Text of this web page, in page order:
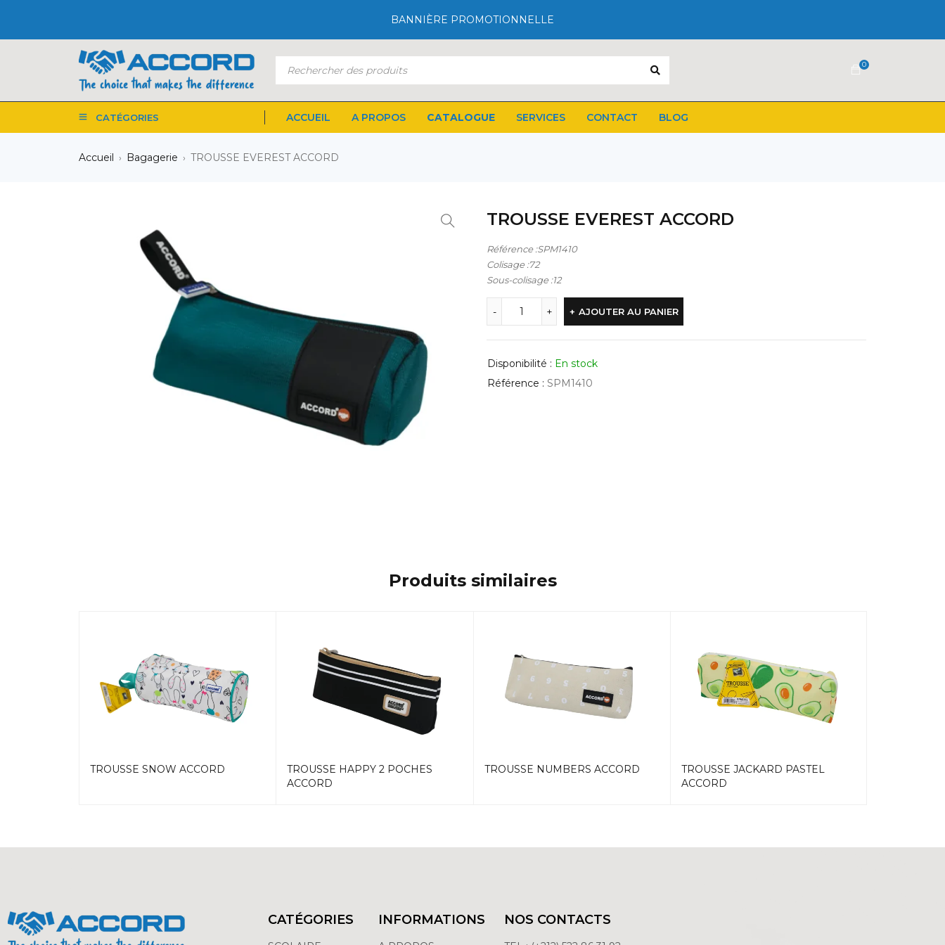
BANNIÈRE PROMOTIONNELLE
0
CATÉGORIES ACCUEIL A PROPOS CATALOGUE SERVICES CONTACT BLOG
Accueil › Bagagerie › TROUSSE EVEREST ACCORD
TROUSSE EVEREST ACCORD
Référence :SPM1410
Colisage :72
Sous-colisage :12
AJOUTER AU PANIER
Disponibilité : En stock
Référence : SPM1410
Produits similaires
TROUSSE SNOW ACCORD
TROUSSE HAPPY 2 POCHES
ACCORD
TROUSSE NUMBERS ACCORD
TROUSSE JACKARD PASTEL
ACCORD
CATÉGORIES INFORMATIONS NOS CONTACTS